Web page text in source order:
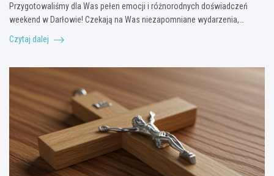
Przygotowaliśmy dla Was pełen emocji i różnorodnych doświadczeń
weekend w Darłowie! Czekają na Was niezapomniane wydarzenia,…
Czytaj dalej